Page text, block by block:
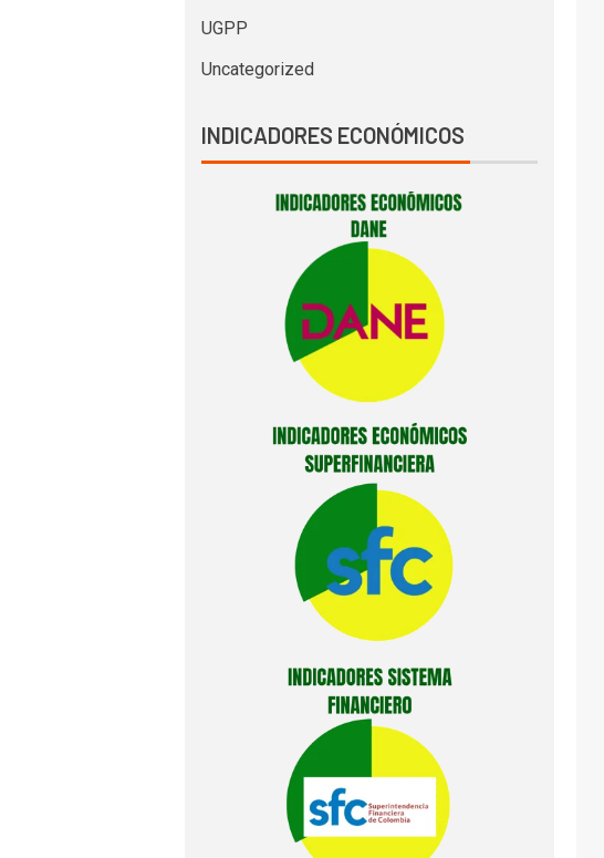
UGPP
Uncategorized
INDICADORES ECONÓMICOS